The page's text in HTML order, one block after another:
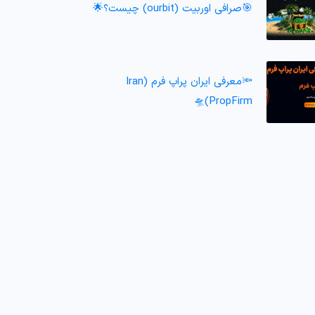
🎯صرافی اوربیت (ourbit) چیست؟🌟
🔦معرفی ایران پراپ فرم (Iran
PropFirm)🛸